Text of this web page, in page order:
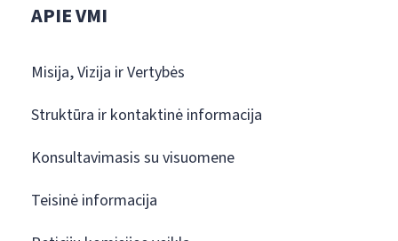
APIE VMI
Misija, Vizija ir Vertybės
Struktūra ir kontaktinė informacija
Konsultavimasis su visuomene
Teisinė informacija